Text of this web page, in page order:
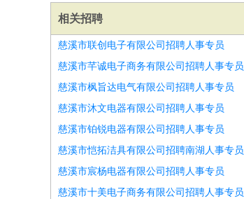
相关招聘
慈溪市联创电子有限公司招聘人事专员
慈溪市芊诚电子商务有限公司招聘人事专员
慈溪市枫旨达电气有限公司招聘人事专员
慈溪市沐文电器有限公司招聘人事专员
慈溪市铂锐电器有限公司招聘人事专员
慈溪市恺拓洁具有限公司招聘南湖人事专员
慈溪市宸杨电器有限公司招聘人事专员
慈溪市十美电子商务有限公司招聘人事专员